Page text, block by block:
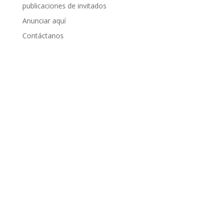
publicaciones de invitados
Anunciar aquí
Contáctanos